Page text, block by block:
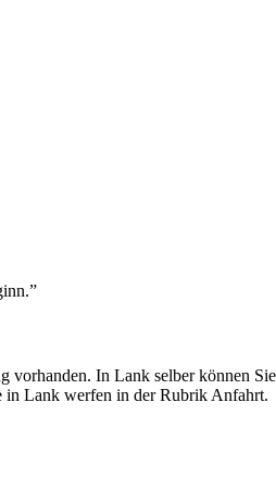
In Lank selber können
in Lank werfen in der Rubrik Anfahrt.